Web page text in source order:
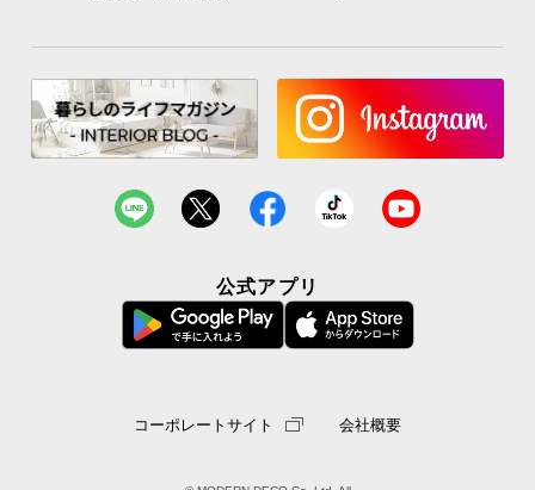
公式アプリ
コーポレートサイト 会社概要